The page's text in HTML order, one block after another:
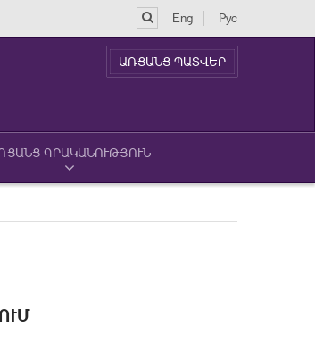
Eng Рус
ԱՌՑԱՆՑ ՊԱՏՎԵՐ
ԳՐԱԿԱՆՈՒԹՅՈՒՆ